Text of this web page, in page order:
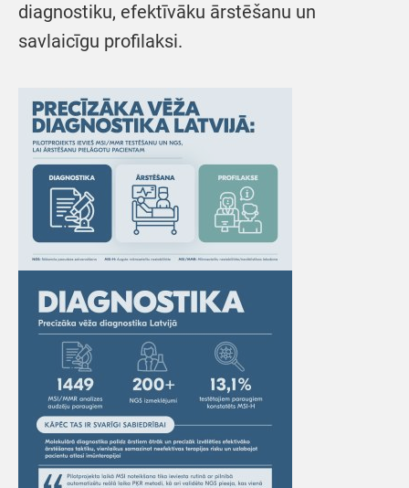
diagnostiku, efektīvāku ārstēšanu un
savlaicīgu profilaksi.